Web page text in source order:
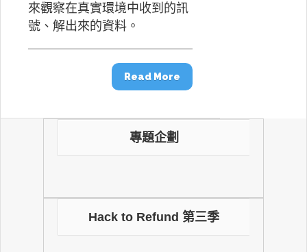
來觀察在真實環境中收到的訊
號、解出來的資料。
Read More
專題企劃
Hack to Refund 第三季